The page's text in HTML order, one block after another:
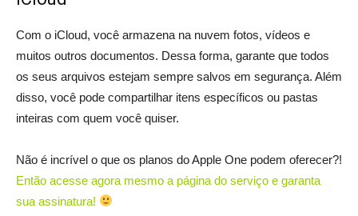
Com o iCloud, você armazena na nuvem fotos, vídeos e
muitos outros documentos. Dessa forma, garante que todos
os seus arquivos estejam sempre salvos em segurança. Além
disso, você pode compartilhar itens específicos ou pastas
inteiras com quem você quiser.
Não é incrível o que os planos do Apple One podem oferecer?!
Então acesse agora mesmo a página do serviço e garanta
sua assinatura!